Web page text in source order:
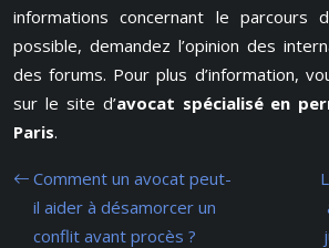
informations concernant le parcours
possible, demandez l’opinion des
des forums. Pour plus d’information,
sur le site d’avocat spécialisé en
Paris.
Comment un avocat peut-
il aider à désamorcer un
conflit avant procès ?